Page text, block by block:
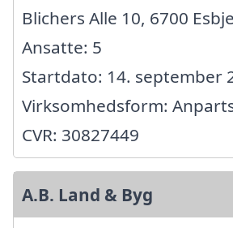
Blichers Alle 10, 6700
Ansatte: 5
Startdato: 14. september
Virksomhedsform:
CVR: 30827449
A.B. Land & Byg